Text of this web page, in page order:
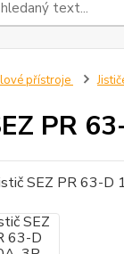
přístroje
PR